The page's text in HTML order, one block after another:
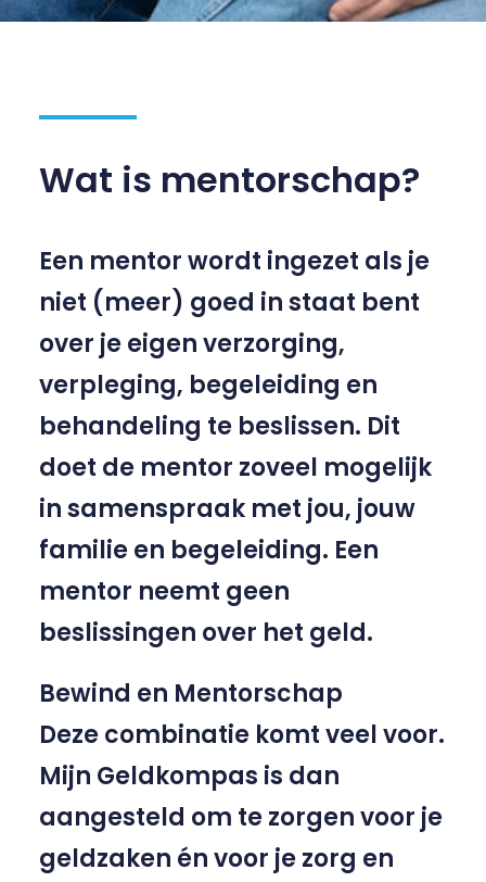
Wat is mentorschap?
Een mentor wordt ingezet als je
niet (meer) goed in staat bent
over je eigen verzorging,
verpleging, begeleiding en
behandeling te beslissen. Dit
doet de mentor zoveel mogelijk
in samenspraak met jou, jouw
familie en begeleiding. Een
mentor neemt geen
beslissingen over het geld.
Bewind en Mentorschap
Deze combinatie komt veel voor.
Mijn Geldkompas is dan
aangesteld om te zorgen voor je
geldzaken én voor je zorg en